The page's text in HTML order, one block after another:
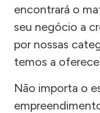
encontrará o
seu negócio a
por nossas
temos a
Não importa o